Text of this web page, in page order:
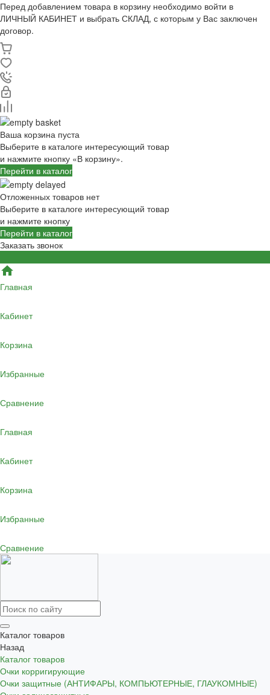
Перед добавлением товара в корзину необходимо войти в
ЛИЧНЫЙ КАБИНЕТ и выбрать СКЛАД, с которым у Вас заключен
договор.
Ваша корзина пуста
Выберите в каталоге интересующий товар
и нажмите кнопку «В корзину».
Перейти в каталог
Отложенных товаров нет
Выберите в каталоге интересующий товар
и нажмите кнопку
Перейти в каталог
Заказать звонок
Главная
Кабинет
Корзина
Избранные
Сравнение
Главная
Кабинет
Корзина
Избранные
Сравнение
Каталог товаров
Назад
Каталог товаров
Очки корригирующие
Очки защитные (АНТИФАРЫ, КОМПЬЮТЕРНЫЕ, ГЛАУКОМНЫЕ)